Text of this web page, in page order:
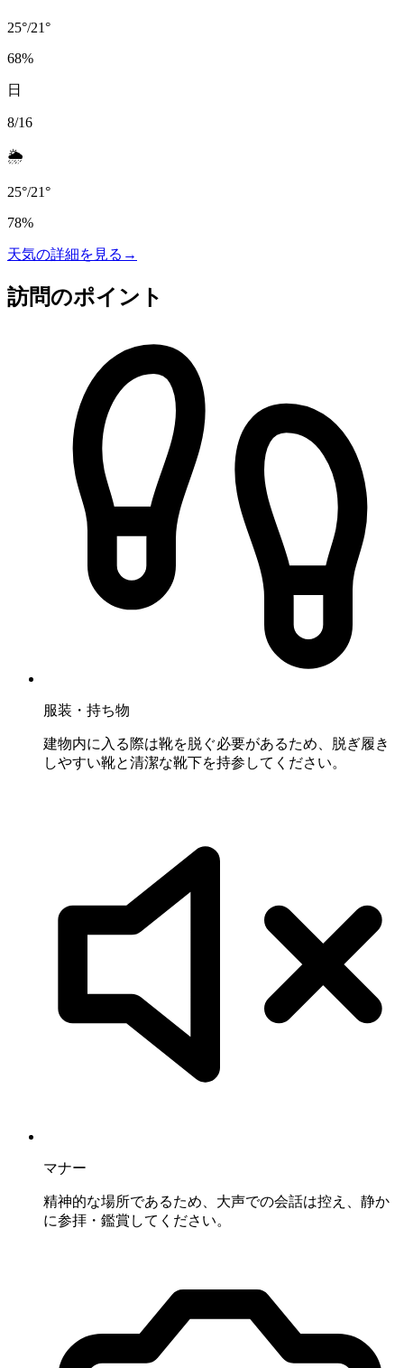
25°/21°
68%
日
8/16
🌦️
25°/21°
78%
天気の詳細を見る →
訪問のポイント
服装・持ち物
建物内に入る際は靴を脱ぐ必要があるため、脱ぎ履き
しやすい靴と清潔な靴下を持参してください。
マナー
精神的な場所であるため、大声での会話は控え、静か
に参拝・鑑賞してください。